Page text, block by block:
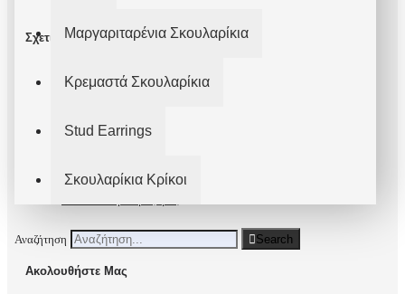
Μαργαριταρένια Σκουλαρίκια
Κρεμαστά Σκουλαρίκια
Stud Earrings
Σκουλαρίκια Κρίκοι
Αναζήτηση Search
Σχετικά
Πολιτική Απορρήτου
Ακολουθήστε Μας